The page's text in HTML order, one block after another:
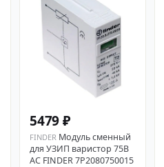
5479 ₽
FINDER Модуль сменный
для УЗИП варистор 75В
AC FINDER 7P2080750015